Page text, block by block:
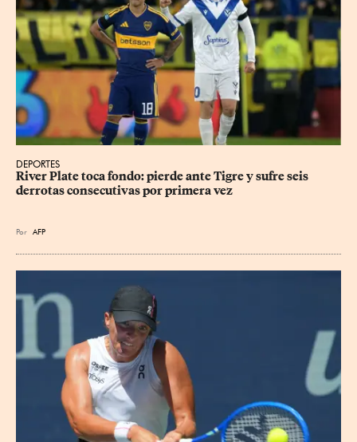
DEPORTES
River Plate toca fondo: pierde ante Tigre y sufre seis
derrotas consecutivas por primera vez
Por AFP